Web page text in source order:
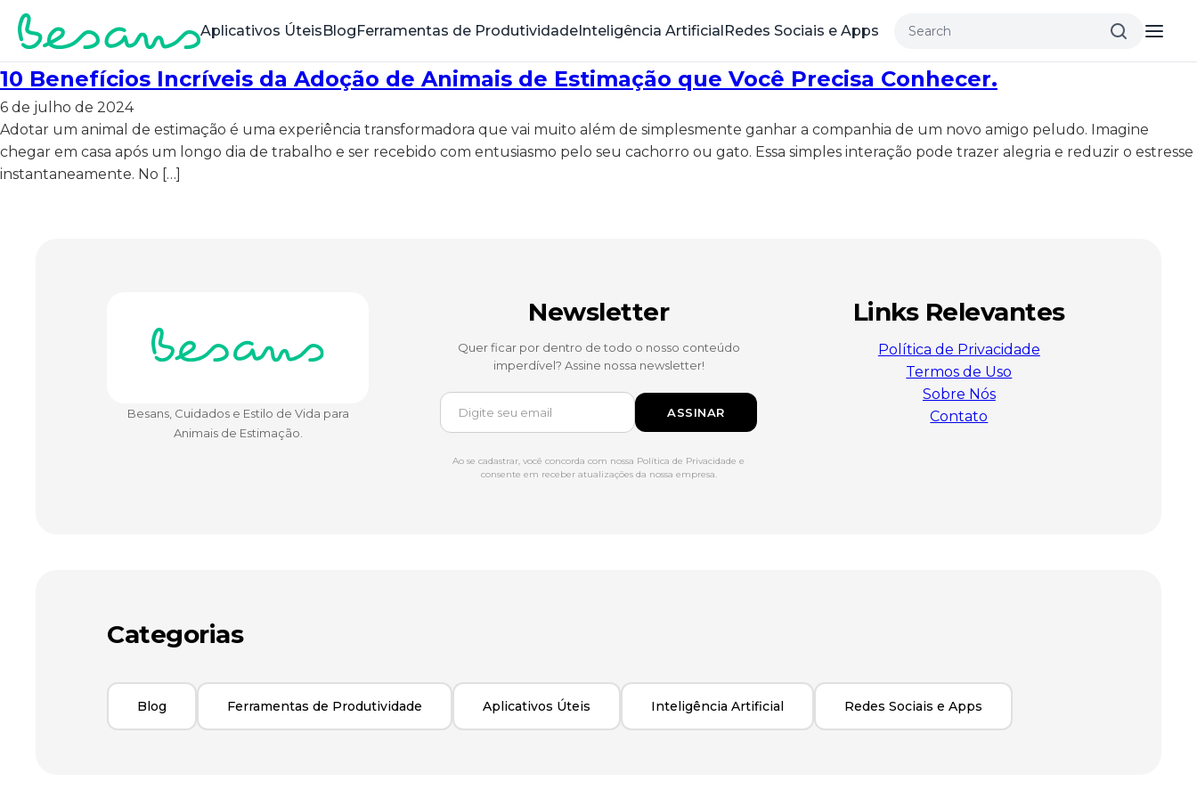
Aplicativos ÚteisBlogFerramentas de ProdutividadeInteligência ArtificialRedes Sociais e Apps
10 Benefícios Incríveis da Adoção de Animais de Estimação que Você Precisa Conhecer.
6 de julho de 2024
Adotar um animal de estimação é uma experiência transformadora que vai muito além de simplesmente ganhar a companhia de um novo amigo peludo. Imagine
chegar em casa após um longo dia de trabalho e ser recebido com entusiasmo pelo seu cachorro ou gato. Essa simples interação pode trazer alegria e reduzir o estresse
instantaneamente. No […]
Besans, Cuidados e Estilo de Vida para
Animais de Estimação.
Newsletter
Quer ficar por dentro de todo o nosso conteúdo
imperdível? Assine nossa newsletter!
ASSINAR
Ao se cadastrar, você concorda com nossa Política de Privacidade e
consente em receber atualizações da nossa empresa.
Links Relevantes
Política de Privacidade
Termos de Uso
Sobre Nós
Contato
Categorias
Blog Ferramentas de Produtividade Aplicativos Úteis Inteligência Artificial Redes Sociais e Apps